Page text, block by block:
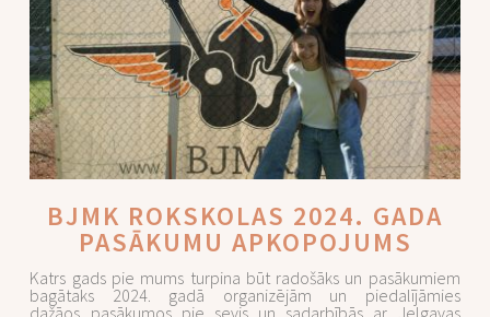
BJMK ROKSKOLAS 2024. GADA
PASĀKUMU APKOPOJUMS
Katrs gads pie mums turpina būt radošāks un pasākumiem
bagātaks 2024. gadā organizējām un piedalījāmies
dažāos pasākumos pie sevis un sadarbībās ar Jelgavas